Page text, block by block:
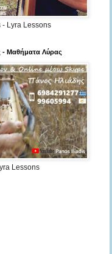
Lyra Lessons
- Μαθήματα Λύρας
Lessons